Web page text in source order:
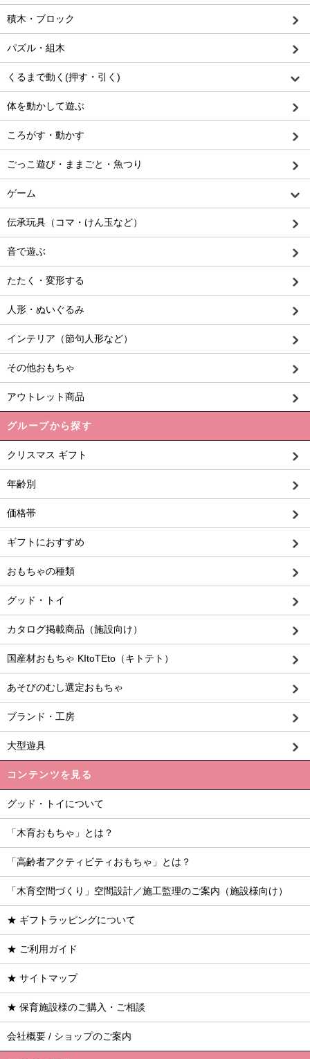
積木・ブロック
パズル・組木
くるまで動く(押す・引く)
体を動かして遊ぶ
ころがす・動かす
ごっこ遊び・ままごと・魚つり
ゲーム
伝承玩具（コマ・けん玉など）
音で遊ぶ
たたく・変形する
人形・ぬいぐるみ
インテリア（節句人形など）
その他おもちゃ
アウトレット商品
グループから探す
クリスマス ギフト
年齢別
価格帯
ギフトにおすすめ
おもちゃの種類
グッド・トイ
カタログ掲載商品（施設向け）
国産材おもちゃ KItoTEto（キトテト）
あそびのむし選定おもちゃ
ブランド・工房
大型遊具
コンテンツを見る
グッド・トイについて
「木育おもちゃ」とは？
「高齢者アクティビティおもちゃ」とは？
「木育空間づくり」空間設計／施工監理のご案内（施設様向け）
★ ギフトラッピングについて
★ ご利用ガイド
★ サイトマップ
★ 保育施設様のご購入・ご相談
会社概要 / ショップのご案内